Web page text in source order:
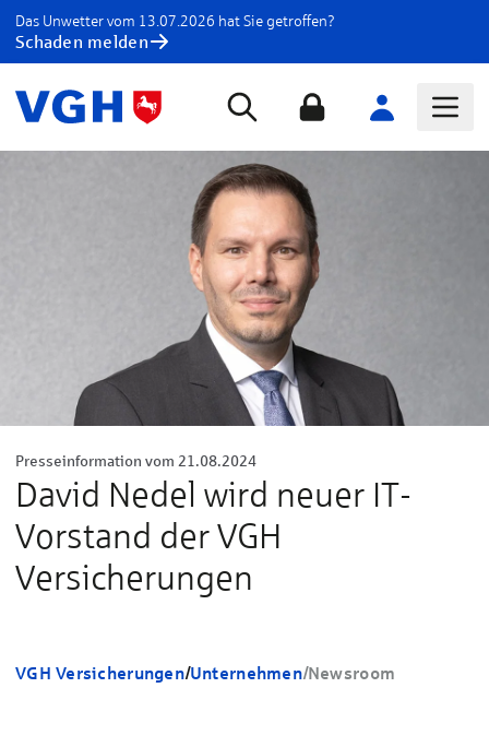
Das Unwetter vom 13.07.2026 hat Sie getroffen?
Schaden melden
Presseinformation vom 21.08.2024
David Nedel wird neuer IT-
Vorstand der VGH
Versicherungen
VGH Versicherungen/Unternehmen/Newsroom